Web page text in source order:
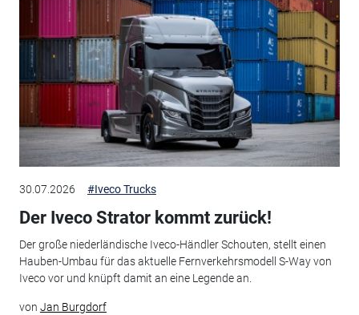
30.07.2026 #Iveco Trucks
Der Iveco Strator kommt zurück!
Der große niederländische Iveco-Händler Schouten, stellt einen
Hauben-Umbau für das aktuelle Fernverkehrsmodell S-Way von
Iveco vor und knüpft damit an eine Legende an.
von Jan Burgdorf